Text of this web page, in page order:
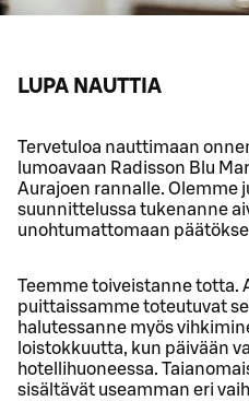
LUPA NAUTTIA
Tervetuloa nauttimaan
lumoavaan Radisson Blu
Aurajoen rannalle. Olemme
suunnittelussa tukenanne
unohtumattomaan
Teemme toiveistanne totta.
puittaissamme toteutuvat
halutessanne myös
loistokkuutta, kun päivään
hotellihuoneessa.
sisältävät useamman eri